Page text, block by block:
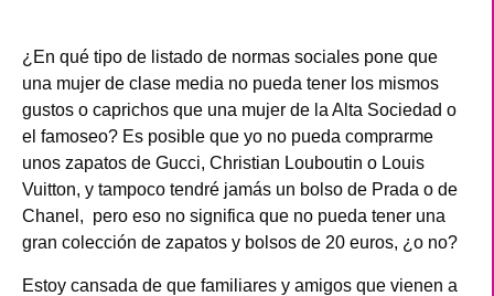
¿En qué tipo de listado de normas sociales pone que
una mujer de clase media no pueda tener los mismos
gustos o caprichos que una mujer de la Alta Sociedad o
el famoseo? Es posible que yo no pueda comprarme
unos zapatos de Gucci, Christian Louboutin o Louis
Vuitton, y tampoco tendré jamás un bolso de Prada o de
Chanel, pero eso no significa que no pueda tener una
gran colección de zapatos y bolsos de 20 euros, ¿o no?
Estoy cansada de que familiares y amigos que vienen a